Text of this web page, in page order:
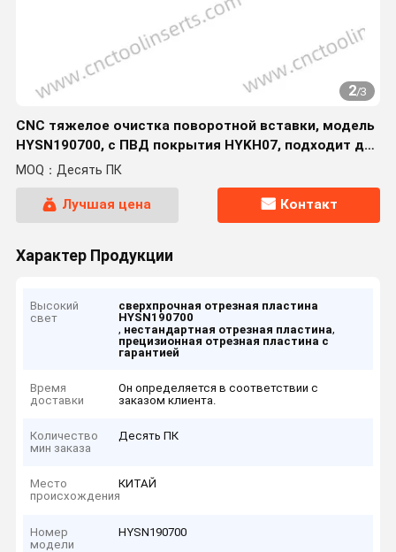
2/3
CNC тяжелое очистка поворотной вставки, модель
HYSN190700, с ПВД покрытия HYKH07, подходит для
обработки сложных для обработки материалов,
таких как сталь, потухшей и закаленной стали,
предварительно закаленной стали,
MOQ：Десять ПК
Лучшая цена Контакт
Характер Продукции
Высокий
свет
сверхпрочная отрезная пластина
HYSN190700
, нестандартная отрезная пластина,
прецизионная отрезная пластина с
гарантией
Время
доставки
Он определяется в соответствии с
заказом клиента.
Количество
мин заказа
Десять ПК
Место
происхождения
КИТАЙ
Номер
модели
HYSN190700